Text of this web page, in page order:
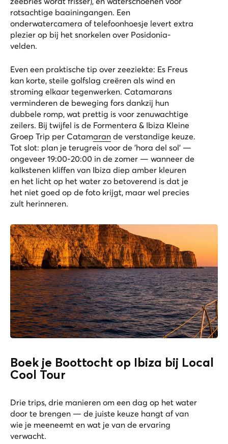
rotsachtige baainingangen. Een
onderwatercamera of telefoonhoesje levert extra
plezier op bij het snorkelen over Posidonia-
velden.
Even een praktische tip over zeeziekte: Es Freus
kan korte, steile golfslag creëren als wind en
stroming elkaar tegenwerken. Catamarans
verminderen de beweging fors dankzij hun
dubbele romp, wat prettig is voor zenuwachtige
zeilers. Bij twijfel is de Formentera & Ibiza Kleine
Groep Trip per Catamaran de verstandige keuze.
Tot slot: plan je terugreis voor de 'hora del sol' —
ongeveer 19:00-20:00 in de zomer — wanneer de
kalkstenen kliffen van Ibiza diep amber kleuren
en het licht op het water zo betoverend is dat je
het niet goed op de foto krijgt, maar wel precies
zult herinneren.
Boek je Boottocht op Ibiza bij Local
Cool Tour
Drie trips, drie manieren om een dag op het water
door te brengen — de juiste keuze hangt af van
wie je meeneemt en wat je van de ervaring
verwacht.